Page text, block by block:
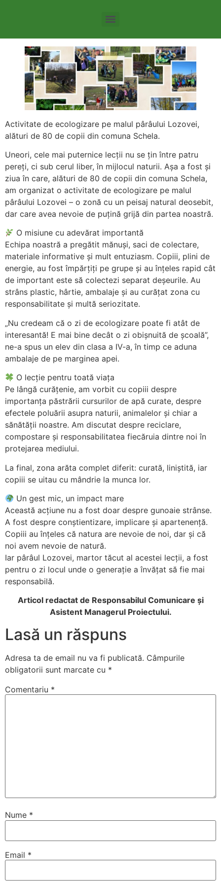
Activitate de ecologizare pe malul pârâului Lozovei,
alături de 80 de copii din comuna Schela.
Uneori, cele mai puternice lecții nu se țin între patru
pereți, ci sub cerul liber, în mijlocul naturii. Așa a fost și
ziua în care, alături de 80 de copii din comuna Schela,
am organizat o activitate de ecologizare pe malul
pârâului Lozovei – o zonă cu un peisaj natural deosebit,
dar care avea nevoie de puțină grijă din partea noastră.
O misiune cu adevărat importantă
Echipa noastră a pregătit mănuși, saci de colectare,
materiale informative și mult entuziasm. Copiii, plini de
energie, au fost împărțiți pe grupe și au înțeles rapid cât
de important este să colectezi separat deșeurile. Au
strâns plastic, hârtie, ambalaje și au curățat zona cu
responsabilitate și multă seriozitate.
„Nu credeam că o zi de ecologizare poate fi atât de
interesantă! E mai bine decât o zi obișnuită de școală”,
ne-a spus un elev din clasa a IV-a, în timp ce aduna
ambalaje de pe marginea apei.
O lecție pentru toată viața
Pe lângă curățenie, am vorbit cu copiii despre
importanța păstrării cursurilor de apă curate, despre
efectele poluării asupra naturii, animalelor și chiar a
sănătății noastre. Am discutat despre reciclare,
compostare și responsabilitatea fiecăruia dintre noi în
protejarea mediului.
La final, zona arăta complet diferit: curată, liniștită, iar
copiii se uitau cu mândrie la munca lor.
Un gest mic, un impact mare
Această acțiune nu a fost doar despre gunoaie strânse.
A fost despre conștientizare, implicare și apartenență.
Copiii au înțeles că natura are nevoie de noi, dar și că
noi avem nevoie de natură.
Iar pârâul Lozovei, martor tăcut al acestei lecții, a fost
pentru o zi locul unde o generație a învățat să fie mai
responsabilă.
Articol redactat de Responsabilul Comunicare și
Asistent Managerul Proiectului.
Lasă un răspuns
Adresa ta de email nu va fi publicată. Câmpurile
obligatorii sunt marcate cu *
Comentariu *
Nume *
Email *